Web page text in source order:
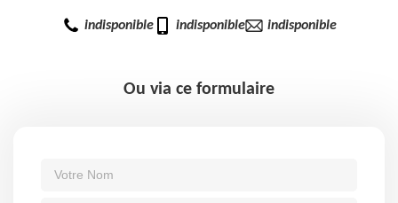
indisponible indisponible indisponible
Ou via ce formulaire